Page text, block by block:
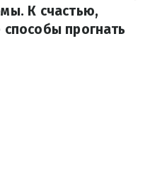
К счастью,
прогнать